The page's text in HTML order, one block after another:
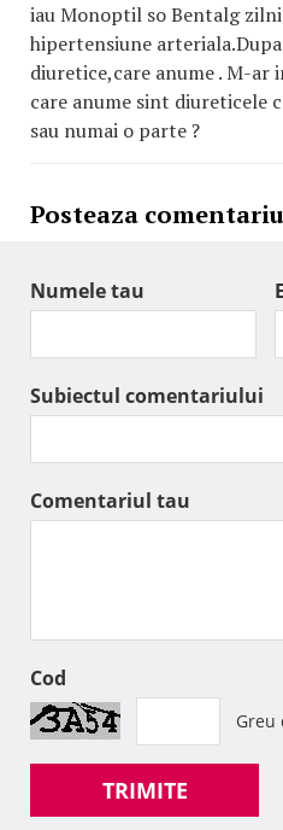
iau Monoptil so Bentalg
hipertensiune
diuretice,care anume . M-ar
care anume sint diureticele
sau numai o parte ?
Posteaza comentariu
Numele tau
Subiectul comentariului
Comentariul tau
Cod
Greu
TRIMITE